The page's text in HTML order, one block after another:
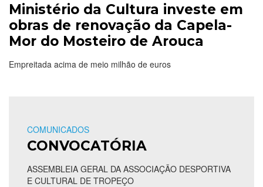
Ministério da Cultura investe em
obras de renovação da Capela-
Mor do Mosteiro de Arouca
Empreitada acima de meio milhão de euros
COMUNICADOS
CONVOCATÓRIA
ASSEMBLEIA GERAL DA ASSOCIAÇÃO DESPORTIVA
E CULTURAL DE TROPEÇO